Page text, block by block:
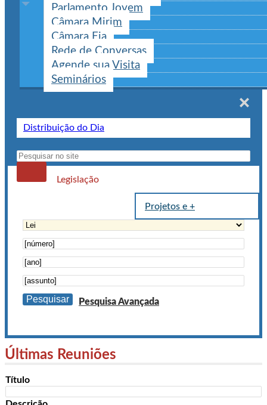
Parlamento Jovem
Câmara Mirim
Câmara Eja
Rede de Conversas
Agende sua Visita
Seminários
Distribuição do Dia
Formulário de busca
Legislação
Projetos e +
Pesquisa Avançada
Últimas Reuniões
Título